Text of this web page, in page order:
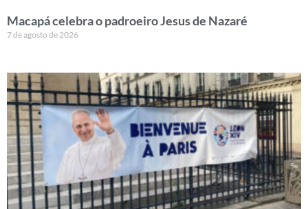
Macapá celebra o padroeiro Jesus de Nazaré
7 de agosto de 2026